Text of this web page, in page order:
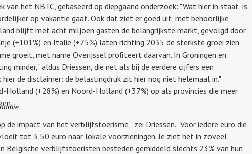
van het NBTC, gebaseerd op diepgaand onderzoek: "Wat hier in staat, is
op vakantie gaat. Ook dat ziet er goed uit, met behoorlijke
blijft met acht miljoen gasten de belangrijkste markt, gevolgd door
(+101%) en Italië (+75%) laten richting 2035 de sterkste groei zien.
groeit, met name Overijssel profiteert daarvan. In Groningen en
minder," aldus Driessen, die net als bij de eerdere cijfers een
de disclaimer: de belastingdruk zit hier nog niet helemaal in."
Holland (+28%) en Noord-Holland (+37%) op als provincies die meer
de impact van het verblijfstoerisme," zei Driessen. "Voor iedere euro die
tot 3,50 euro naar lokale voorzieningen. Je ziet het in zoveel
Belgische verblijfstoeristen besteden gemiddeld slechts 23% van hun